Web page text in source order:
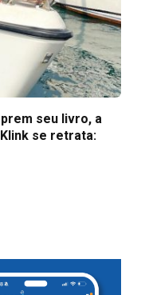
seu livro, a
se retrata: